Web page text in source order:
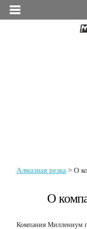
Алмазная резка О
О
Компания Миллениум